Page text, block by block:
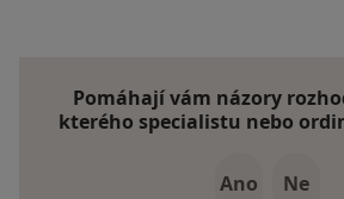
Pomáhají vám názory
kterého specialistu nebo
Ano Ne